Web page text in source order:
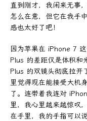
直到刚才，我闲来无事
怎么在意，但它在我手
感也太好了吧！
因为苹果在 iPhone 7
Plus 的差距仅是体积和
Plus 的双镜头彻底拉
里觉得现在能接受大机
了。连带着我连对
里，我心里越来越惊叹
在手里，我的手指可以